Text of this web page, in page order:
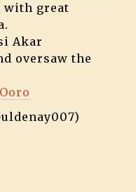
with great
Akar
oversaw the